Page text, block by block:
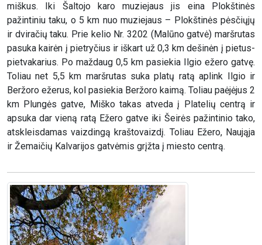
miškus. Iki Šaltojo karo muziejaus jis eina Plokštinės
pažintiniu taku, o 5 km nuo muziejaus – Plokštinės pėsčiųjų
ir dviračių taku. Prie kelio Nr. 3202 (Malūno gatvė) maršrutas
pasuka kairėn į pietryčius ir iškart už 0,3 km dešinėn į pietus-
pietvakarius. Po maždaug 0,5 km pasiekia Ilgio ežero gatvę.
Toliau net 5,5 km maršrutas suka platų ratą aplink Ilgio ir
Beržoro ežerus, kol pasiekia Beržoro kaimą. Toliau paėjėjus 2
km Plungės gatve, Miško takas atveda į Platelių centrą ir
apsuka dar vieną ratą Ežero gatve iki Šeirės pažintinio tako,
atskleisdamas vaizdingą kraštovaizdį. Toliau Ežero, Naująja
ir Žemaičių Kalvarijos gatvėmis grįžta į miesto centrą.